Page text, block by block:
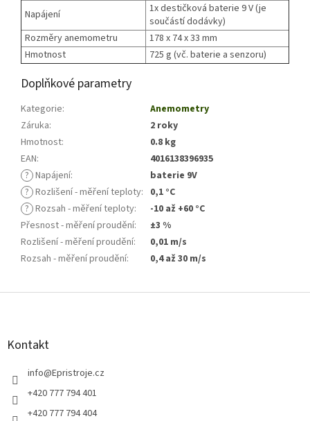
Napájení
1x destičková baterie 9 V (je
součástí dodávky)
Rozměry anemometru
178 x 74 x 33 mm
Hmotnost
725 g (vč. baterie a senzoru)
Doplňkové parametry
Kategorie:
Anemometry
Záruka:
2 roky
Hmotnost:
0.8 kg
EAN:
4016138396935
? Napájení:
baterie 9V
? Rozlišení - měření teploty: 0,1 °C
? Rozsah - měření teploty:
-10 až +60 °C
Přesnost - měření proudění:
±3 %
Rozlišení - měření proudění:
0,01 m/s
Rozsah - měření proudění: 0,4 až 30 m/s
Z
Kontakt
info@Epristroje.cz
+420 777 794 401
+420 777 794 404